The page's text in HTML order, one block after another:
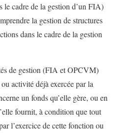
le cadre de la gestion d’un FIA)
la gestion de structures
dans le cadre de la gestion
de gestion (FIA et OPCVM)
activité déjà exercée par la
un fonds qu’elle gère, ou en
fournit, à condition que tout
l’exercice de cette fonction ou